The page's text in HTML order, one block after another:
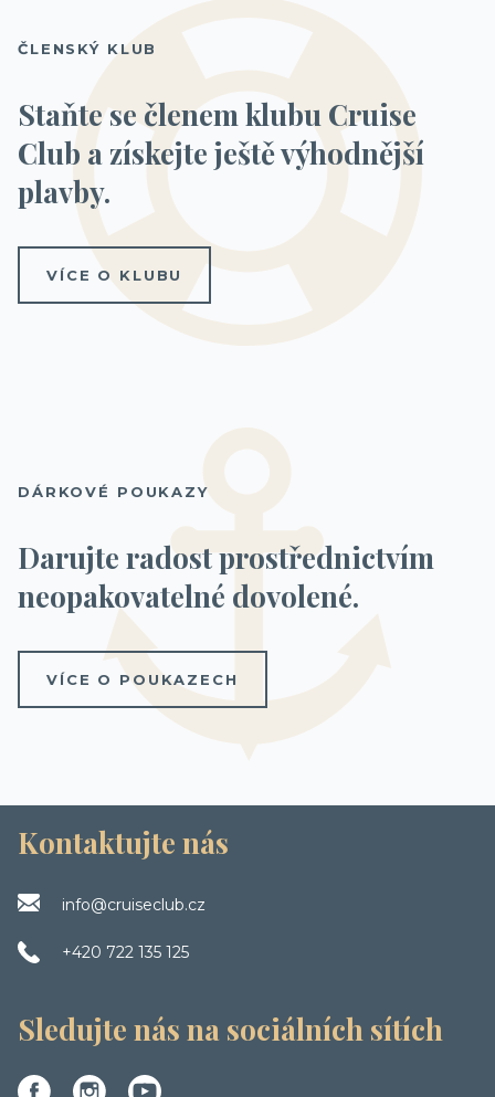
ČLENSKÝ KLUB
Staňte se členem klubu Cruise
Club a získejte ještě výhodnější
plavby.
VÍCE O KLUBU
DÁRKOVÉ POUKAZY
Darujte radost prostřednictvím
neopakovatelné dovolené.
VÍCE O POUKAZECH
Kontaktujte nás
info@cruiseclub.cz
+420 722 135 125
Sledujte nás na sociálních sítích